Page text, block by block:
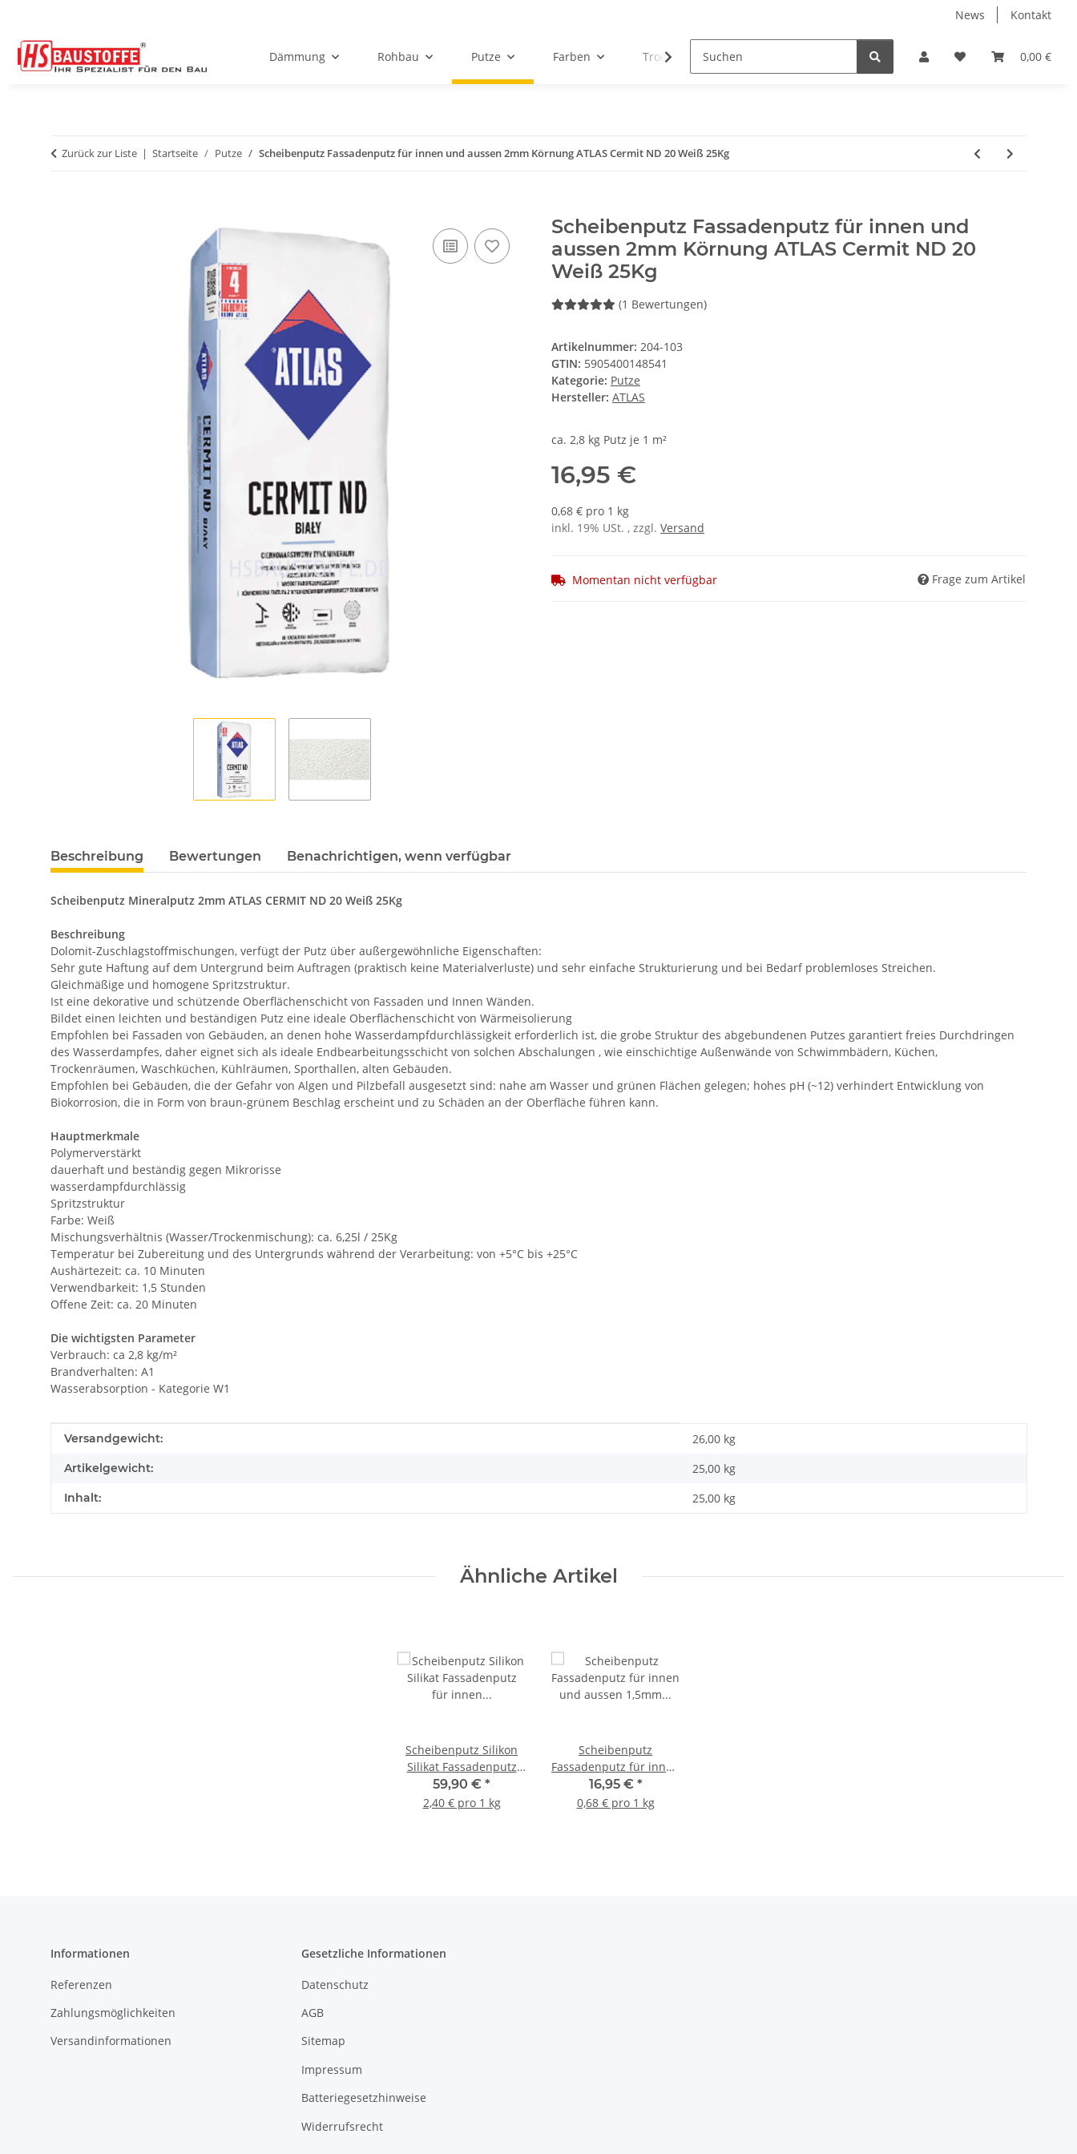
News Kontakt
0,00 €
Dämmung Rohbau Putze Farben Trockenbau Fliesen Zubehör Receiver
Zurück zur Liste Startseite Putze Scheibenputz Fassadenputz für innen und aussen 2mm Körnung ATLAS Cermit ND 20 Weiß 25Kg
Scheibenputz Fassadenputz für innen und
aussen 2mm Körnung ATLAS Cermit ND 20
Weiß 25Kg
(1 Bewertungen)
Artikelnummer: 204-103
GTIN: 5905400148541
Kategorie: Putze
Hersteller: ATLAS
ca. 2,8 kg Putz je 1 m²
16,95 €
0,68 € pro 1 kg
inkl. 19% USt. , zzgl. Versand
Momentan nicht verfügbar Frage zum Artikel
Beschreibung Bewertungen Benachrichtigen, wenn verfügbar
Scheibenputz Mineralputz 2mm ATLAS CERMIT ND 20 Weiß 25Kg
Beschreibung
Dolomit-Zuschlagstoffmischungen, verfügt der Putz über außergewöhnliche Eigenschaften:
Sehr gute Haftung auf dem Untergrund beim Auftragen (praktisch keine Materialverluste) und sehr einfache Strukturierung und bei Bedarf problemloses Streichen.
Gleichmäßige und homogene Spritzstruktur.
Ist eine dekorative und schützende Oberflächenschicht von Fassaden und Innen Wänden.
Bildet einen leichten und beständigen Putz eine ideale Oberflächenschicht von Wärmeisolierung
Empfohlen bei Fassaden von Gebäuden, an denen hohe Wasserdampfdurchlässigkeit erforderlich ist, die grobe Struktur des abgebundenen Putzes garantiert freies Durchdringen
des Wasserdampfes, daher eignet sich als ideale Endbearbeitungsschicht von solchen Abschalungen , wie einschichtige Außenwände von Schwimmbädern, Küchen,
Trockenräumen, Waschküchen, Kühlräumen, Sporthallen, alten Gebäuden.
Empfohlen bei Gebäuden, die der Gefahr von Algen und Pilzbefall ausgesetzt sind: nahe am Wasser und grünen Flächen gelegen; hohes pH (~12) verhindert Entwicklung von
Biokorrosion, die in Form von braun-grünem Beschlag erscheint und zu Schäden an der Oberfläche führen kann.
Hauptmerkmale
Polymerverstärkt
dauerhaft und beständig gegen Mikrorisse
wasserdampfdurchlässig
Spritzstruktur
Farbe: Weiß
Mischungsverhältnis (Wasser/Trockenmischung): ca. 6,25l / 25Kg
Temperatur bei Zubereitung und des Untergrunds während der Verarbeitung: von +5°C bis +25°C
Aushärtezeit: ca. 10 Minuten
Verwendbarkeit: 1,5 Stunden
Offene Zeit: ca. 20 Minuten
Die wichtigsten Parameter
Verbrauch: ca 2,8 kg/m²
Brandverhalten: A1
Wasserabsorption - Kategorie W1
Produkteigenschaft
Wert
Versandgewicht: 26,00 kg
Artikelgewicht: 25,00 kg
Inhalt: 25,00 kg
Ähnliche Artikel
Scheibenputz Silikon
Silikat Fassadenputz
für innen und aussen
gebrauchsfertig 2mm
59,90 € *
2,40 € pro 1 kg
Scheibenputz
Fassadenputz für innen
und aussen 1,5mm
Körnung ATLAS Cermit
16,95 € *
0,68 € pro 1 kg
Informationen
Referenzen
Zahlungsmöglichkeiten
Versandinformationen
Gesetzliche Informationen
Datenschutz
AGB
Sitemap
Impressum
Batteriegesetzhinweise
Widerrufsrecht